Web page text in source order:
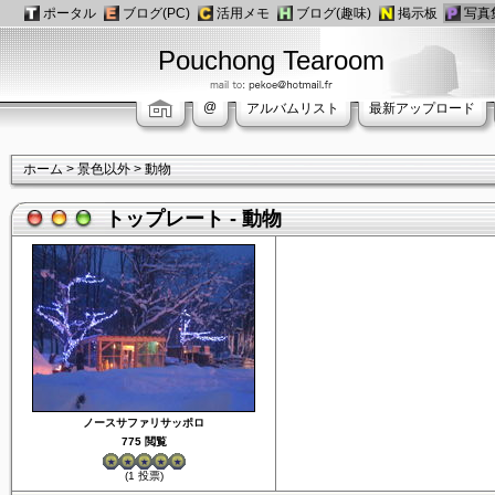
Pouchong Tearoom
@ アルバムリスト 最新アップロード
ホーム>景色以外>動物
トップレート - 動物
ノースサファリサッポロ
775 閲覧
(1 投票)
ポータル ブログ(PC) 活用メモ ブログ(趣味) 掲示板 写真